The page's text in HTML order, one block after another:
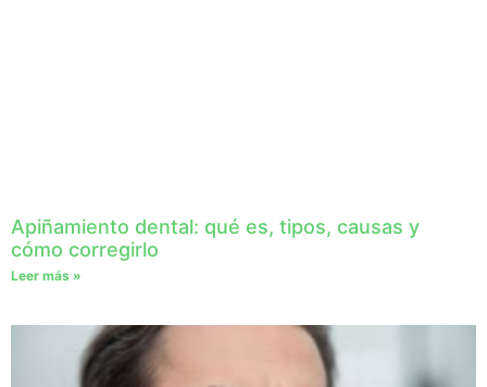
Apiñamiento dental: qué es, tipos, causas y
cómo corregirlo
Leer más »